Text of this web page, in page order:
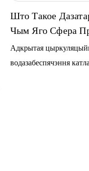
Што Такое
Чым Яго Сфера
Адкрытая
водазабеспячэння